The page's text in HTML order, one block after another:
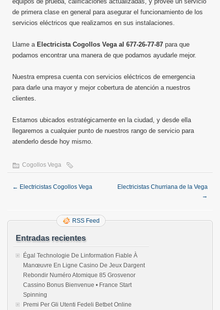
de primera clase en general para asegurar el funcionamiento de los
servicios eléctricos que realizamos en sus instalaciones.
Llame a Electricista Cogollos Vega al 677-26-77-87 ​​para que
podamos encontrar una manera de que podamos ayudarle mejor.
Nuestra empresa cuenta con servicios eléctricos de emergencia
para darle una mayor y mejor cobertura de atención a nuestros
clientes.
Estamos ubicados estratégicamente en la ciudad, y desde ella
llegaremos a cualquier punto de nuestros rango de servicio para
atenderlo desde hoy mismo.
Cogollos Vega
← Electricistas Cogollos Vega
Electricistas Churriana de la Vega
→
RSS Feed
Entradas recientes
Égal Technologie De Linformation Fiable À
Manœuvre En Ligne Casino De Jeux Dargent
Rebondir Numéro Atomique 85 Grosvenor
Cassino Bonus Bienvenue • France Start
Spinning
Premi Per Gli Utenti Fedeli Betbet Online